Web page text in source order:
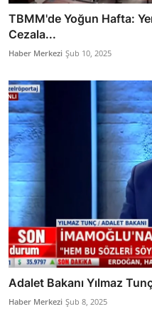
TBMM'de Yoğun Hafta:
Cezala...
Haber Merkezi Şub 10, 2025
Adalet Bakanı Yılmaz
Haber Merkezi Şub 8, 2025